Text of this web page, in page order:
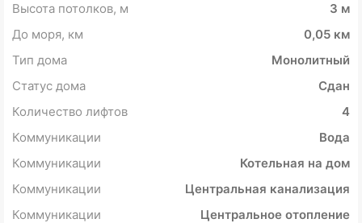
Высота потолков, м
3 м
До моря, км
0,05 км
Тип дома
Монолитный
Статус дома
Сдан
Количество лифтов
4
Коммуникации
Вода
Коммуникации
Котельная на дом
Коммуникации
Центральная канализация
Коммуникации
Центральное отопление